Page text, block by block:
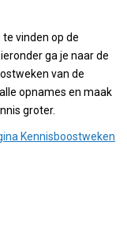
vinden op de
ga je naar de
van de
opnames en maak
groter.
Kennisboostweken